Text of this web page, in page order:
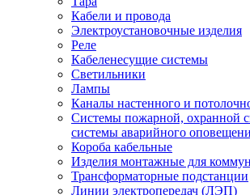
Кабели и провода
Электроустановочные изделия
Реле
Кабеленесущие системы
Светильники
Лампы
Каналы настенного и
Системы пожарной, охранной
системы аварийного
Короба кабельные
Изделия монтажные для
Трансформаторные подстанции
Линии электропередач (ЛЭП)